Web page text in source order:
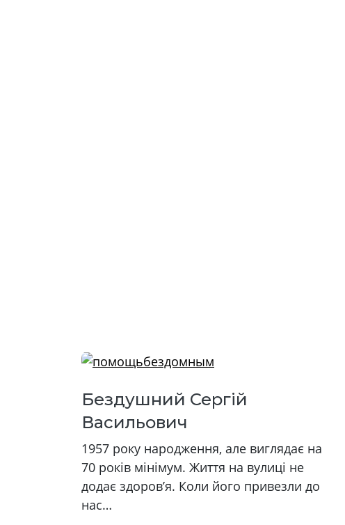
Бездушний Сергій
Васильович
1957 року народження, але виглядає на
70 років мінімум. Життя на вулиці не
додає здоров’я. Коли його привезли до
нас…